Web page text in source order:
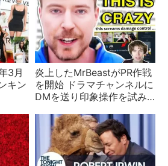
3月
キン
炎上したMrBeastがPR作戦
を開始 ドラマチャンネルに
DMを送り印象操作を試み
産疑惑？